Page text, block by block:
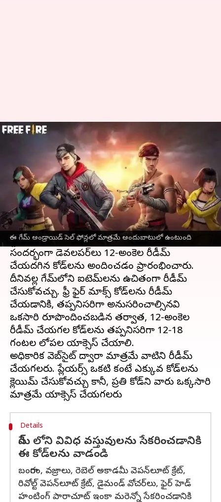
ఈ గేమ్ అండ్రాయిడ్ సెల్ ఫోన్లలో మాత్రమే అందుబాటులో ఉంటుంది
జూన్ 28న వచ్చే Free Fire MAX కోడ్స్
రీడీమ్ విధానం
వ్రాసిన వారు Jayachandra Akuri Jun 28, 2023 09:45 am
ఈ వార్తాకథనం ఏంటి
Garena సెప్టెంబర్ 2021లో కాస్మెటిక్ అప్‌లతోఫ్రీ ఫైర్
మాక్స్ని విడుదల చేసింది. ఈమధ్యే గూగుల్ ప్లే
స్టోర్‌లో 100 మిలియన్ డౌన్‌లోడ్‌లు చేరుకుంది. ఈ
సందర్భంగా డెవలపర్‌లు 12-అంకెల రీడీమ్
చేయదగిన కోడ్‌లను అందించడం ప్రారంభించారు.
దీనివల్ల గేమ్‌లోని ఐటెమ్‌లను ఉచితంగా రీడీమ్
చేసుకోవచ్చు. ఫ్రీ ఫైర్ మాక్స్ కోడ్‌లను రీడీమ్
చేయడానికి, తప్పనిసరిగా అనుసరించాల్సినవి
ఒకసారి రూపొందించబడిన తర్వాత, 12-అంకెల
రీడీమ్ చేయగల కోడ్‌లను తప్పనిసరిగా 12-18
గంటల లోపల యాక్సెస్ చేయాలి.
అధికారిక వెబ్‌సైట్ ద్వారా మాత్రమే వాటిని రీడీమ్
చేయగలరు. ప్లేయర్స్ ఒకటి కంటే ఎక్కువ కోడ్‌లను
క్లెయిమ్ చేసుకోవచ్చు కానీ, ప్రతి కోడ్‌ని వారు ఒక్కసారి
Details
గేమ్ లోని వివిధ వస్తువులను సేకరించడానికి
ఈ కోడ్‌లను వాడండి
బంగారం, వజ్రాలు, రెబెల్ అకాడమీ వెపన్‌లూట్ క్రేట్,
రివోల్ట్ వెపన్‌లూట్ క్రేట్, డైమండ్ వోచర్‌లు, ఫైర్ హెడ్
హంటింగ్ పారాచూట్ ఇంకా మరెన్నో సేకరించడానికి